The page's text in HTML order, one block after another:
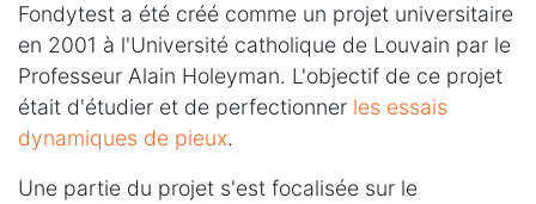
Fondytest a été créé comme un projet universitaire
en 2001 à l'Université catholique de Louvain par le
Professeur Alain Holeyman. L'objectif de ce projet
était d'étudier et de perfectionner les essais
dynamiques de pieux.
Une partie du projet s'est focalisée sur le